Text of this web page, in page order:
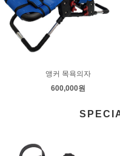
앵커 목욕의자
600,000원